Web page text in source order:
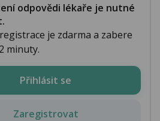
odpovědi lékaře je nutné
je zdarma a zabere
minuty.
Přihlásit se
Zaregistrovat